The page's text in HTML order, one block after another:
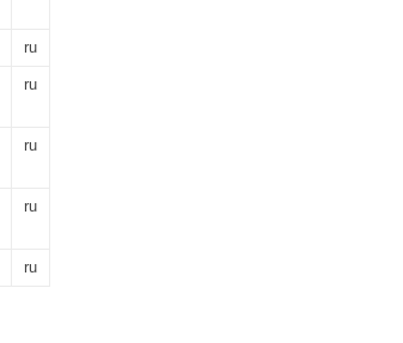
ru
ru
ru
ru
ru